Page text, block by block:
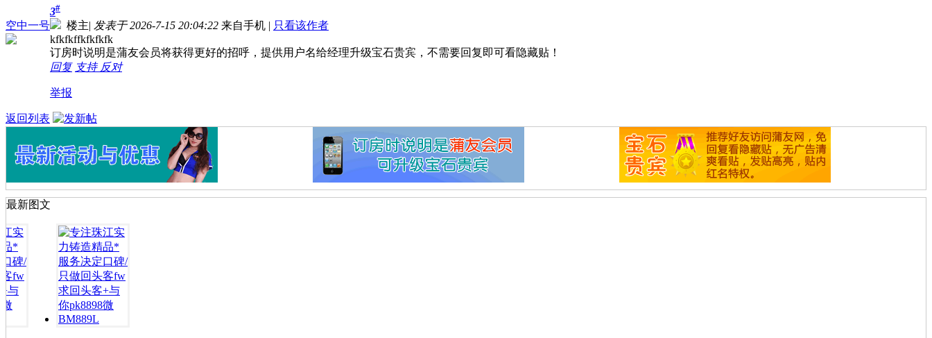
空中一号
3#
楼主| 发表于 2026-7-15 20:04:22 来自手机 | 只看该作者
kfkfkffkfkfkfk
订房时说明是蒲友会员将获得更好的招呼，提供用户名给经理升级宝石贵宾，不需要回复即可看隐藏贴！
回复 支持 反对
举报
返回列表
最新图文